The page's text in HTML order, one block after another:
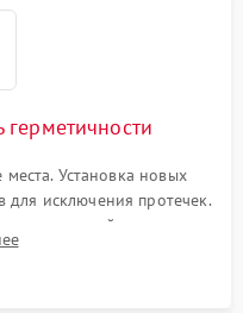
Установка новых
для исключения протечек.
системы,
датчика поплавка.